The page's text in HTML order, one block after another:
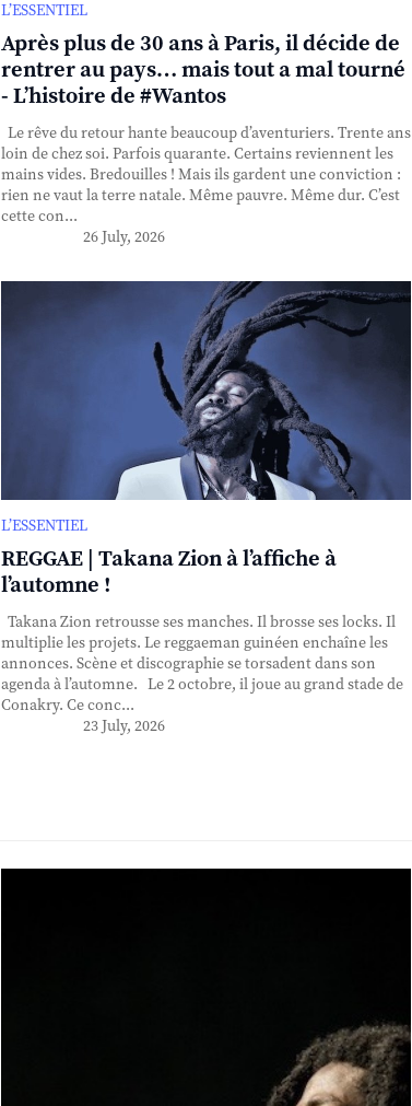
L’ESSENTIEL
Après plus de 30 ans à Paris, il décide de
rentrer au pays… mais tout a mal tourné
- L’histoire de #Wantos
Le rêve du retour hante beaucoup d’aventuriers. Trente ans
loin de chez soi. Parfois quarante. Certains reviennent les
mains vides. Bredouilles ! Mais ils gardent une conviction :
rien ne vaut la terre natale. Même pauvre. Même dur. C’est
cette con...
26 July, 2026
L’ESSENTIEL
REGGAE | Takana Zion à l’affiche à
l’automne !
Takana Zion retrousse ses manches. Il brosse ses locks. Il
multiplie les projets. Le reggaeman guinéen enchaîne les
annonces. Scène et discographie se torsadent dans son
agenda à l’automne. Le 2 octobre, il joue au grand stade de
Conakry. Ce conc...
23 July, 2026